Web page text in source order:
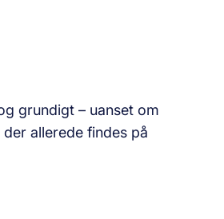
grundigt – uanset om
allerede findes på